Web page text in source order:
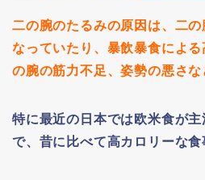
二の腕のたるみの原因は、二
なっていたり、暴飲暴食によ
の腕の筋力不足、姿勢の悪さな
特に最近の日本では欧米食が
で、昔に比べて高カロリーな食